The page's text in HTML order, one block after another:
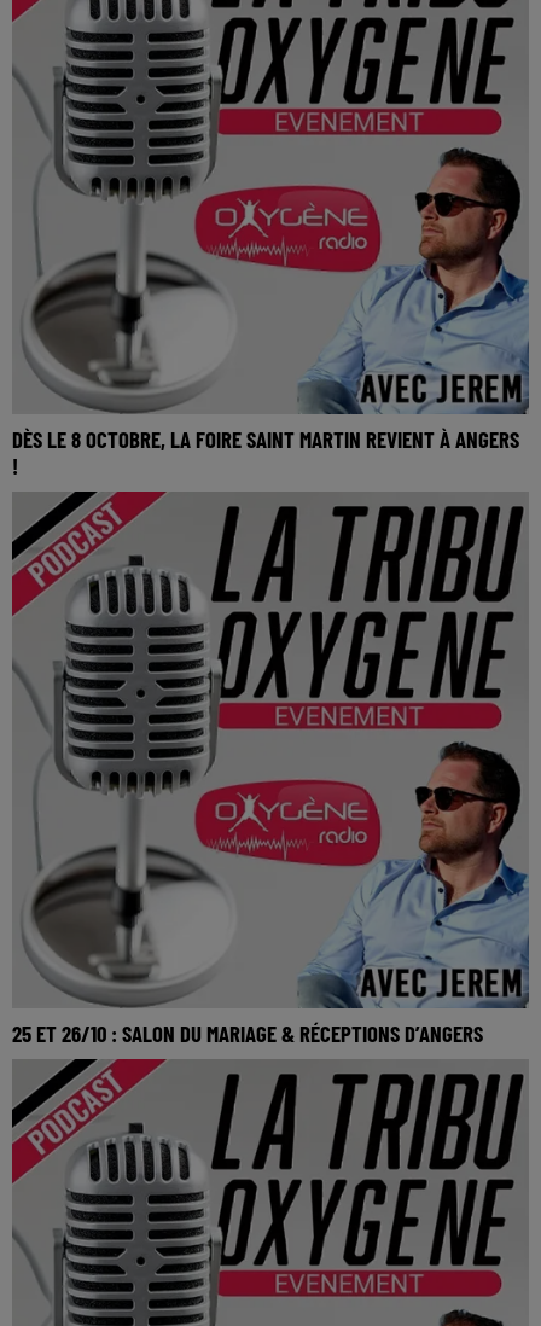
DÈS LE 8 OCTOBRE, LA FOIRE SAINT MARTIN REVIENT À ANGERS
!
La Tribu Oxygène By Jerem
25 ET 26/10 : SALON DU MARIAGE & RÉCEPTIONS D’ANGERS
La Tribu Oxygène By Jerem